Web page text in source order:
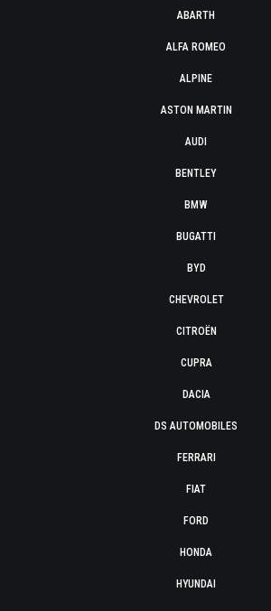
ABARTH
ALFA ROMEO
ALPINE
ASTON MARTIN
AUDI
BENTLEY
BMW
BUGATTI
BYD
CHEVROLET
CITROËN
CUPRA
DACIA
DS AUTOMOBILES
FERRARI
FIAT
FORD
HONDA
HYUNDAI